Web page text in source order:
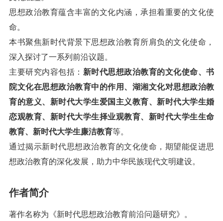
思想政治教育蕴含丰富的文化内涵，承担着重要的文化使
命。
本书聚焦新时代背景下思想政治教育所肩负的文化使命，
深入探讨了一系列前沿议题。
主要研究内容包括： 新时代思想政治教育的文化使命、书
院文化在思想政治教育中的作用、湖湘文化对思想政治教
育的意义、新时代大学生爱国主义教育、新时代大学生婚
恋观教育、新时代大学生择业观教育、新时代大学生生命
教育、新时代大学生廉洁教育等。
通过揭示新时代思想政治教育的文化使命，期望能促进思
想政治教育的深化发展，助力中华民族现代文明建设。
作者简介
著作名称为《新时代思想政治教育前沿问题研究》。